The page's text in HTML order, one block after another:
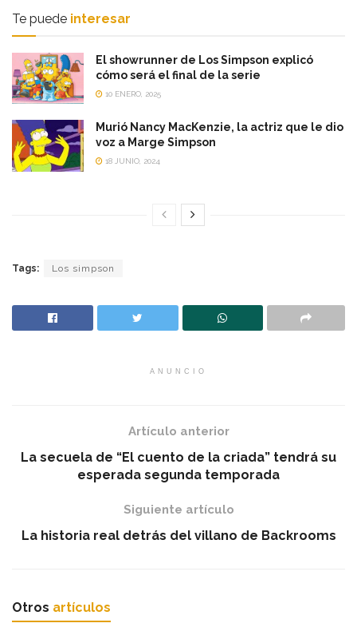
Te puede interesar
El showrunner de Los Simpson explicó
cómo será el final de la serie
10 ENERO, 2025
Murió Nancy MacKenzie, la actriz que le dio
voz a Marge Simpson
18 JUNIO, 2024
Tags: Los simpson
ANUNCIO
Artículo anterior
La secuela de “El cuento de la criada” tendrá su
esperada segunda temporada
Siguiente artículo
La historia real detrás del villano de Backrooms
Otros artículos